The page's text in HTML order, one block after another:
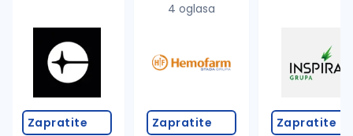
Takođe možete da:
proverite pravopisne greške (koristite č, ć, š, đ,
povećajte radijus za odabrani grad
promenite odabrane filtere pretrage
Zapratite
4 oglasa
Zapratite Zapratite